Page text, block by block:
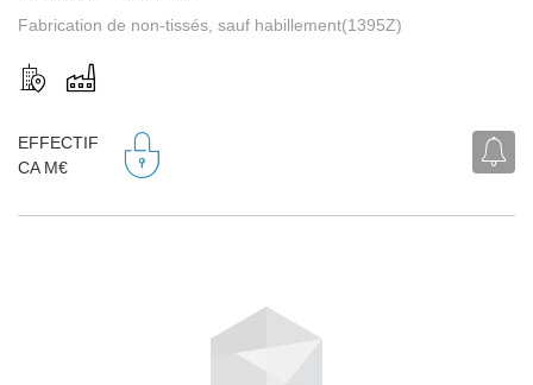
Fabrication de non-tissés, sauf habillement(1395Z)
EFFECTIF
CA M€